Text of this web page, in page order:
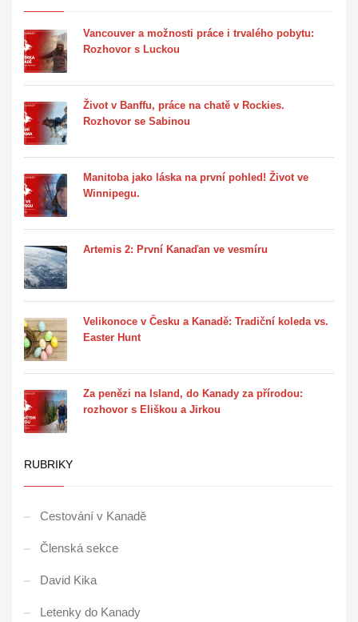
Vancouver a možnosti práce i trvalého pobytu:
Rozhovor s Luckou
Život v Banffu, práce na chatě v Rockies.
Rozhovor se Sabinou
Manitoba jako láska na první pohled! Život ve
Winnipegu.
Artemis 2: První Kanaďan ve vesmíru
Velikonoce v Česku a Kanadě: Tradiční koleda vs.
Easter Hunt
Za penězi na Island, do Kanady za přírodou:
rozhovor s Eliškou a Jirkou
RUBRIKY
Cestování v Kanadě
Členská sekce
David Kika
Letenky do Kanady